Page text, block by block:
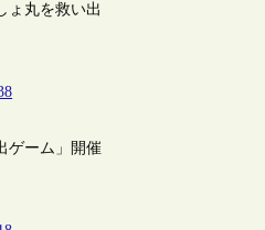
ょ丸を救い出
ゲーム」開催